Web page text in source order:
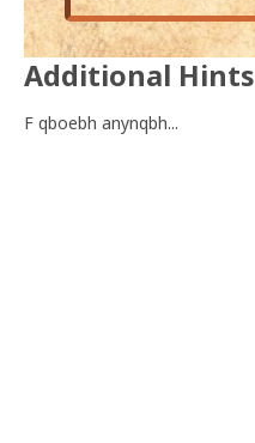
Additional Hints
F qboebh anynqbh...